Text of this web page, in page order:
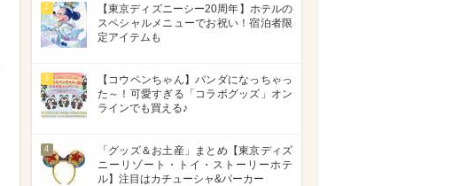
2
【東京ディズニーシー20周年】ホテルの
スペシャルメニューでお祝い！宿泊者限
定アイテムも
3
【コウペンちゃん】パンダになっちゃっ
た～！可愛すぎる「コラボグッズ」オン
ラインでも買える♪
4
「グッズ＆お土産」まとめ【東京ディズ
ニーリゾート・トイ・ストーリーホテ
ル】注目はカチューシャ&パーカー